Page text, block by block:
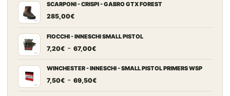
SCARPONI - CRISPI - GABRO GTX FOREST
285,00€
FIOCCHI - INNESCHI SMALL PISTOL
7,20€ - 67,00€Fascia
prezzo:
da
WINCHESTER - INNESCHI - SMALL PISTOL PRIMERS WSP
7,50€ - 69,50€Fascia